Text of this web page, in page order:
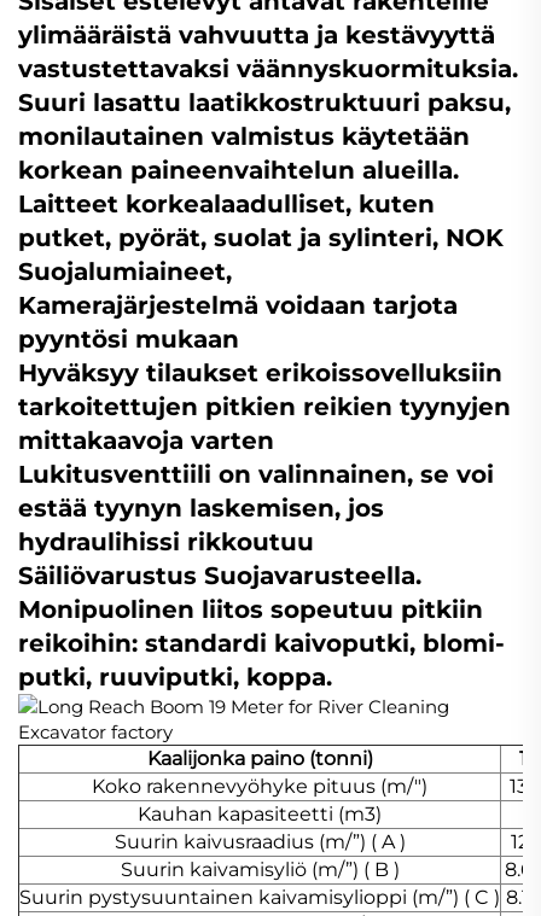
ylimääräistä vahvuutta ja kestävyyttä
vastustettavaksi väännyskuormituksia.
Suuri lasattu laatikkostruktuuri paksu,
monilautainen valmistus käytetään
korkean paineenvaihtelun alueilla.
Laitteet korkealaadulliset, kuten
putket, pyörät, suolat ja sylinteri, NOK
Suojalumiaineet,
Kamerajärjestelmä voidaan tarjota
pyyntösi mukaan
Hyväksyy tilaukset erikoissovelluksiin
tarkoitettujen pitkien reikien tyynyjen
mittakaavoja varten
Lukitusventtiili on valinnainen, se voi
estää tyynyn laskemisen, jos
hydraulihissi rikkoutuu
Säiliövarustus Suojavarusteella.
Monipuolinen liitos sopeutuu pitkiin
reikoihin: standardi kaivoputki, blomi-
putki, ruuviputki, koppa.
Kaalijonka paino (tonni)
Koko rakennevyöhyke pituus (m/")
13/
Kauhan kapasiteetti (m3)
Suurin kaivusraadius (m/”) ( A )
Suurin kaivamisyliö (m/”) ( B )
8.6/
Suurin pystysuuntainen kaivamisylioppi (m/”) ( C ) 8.1/